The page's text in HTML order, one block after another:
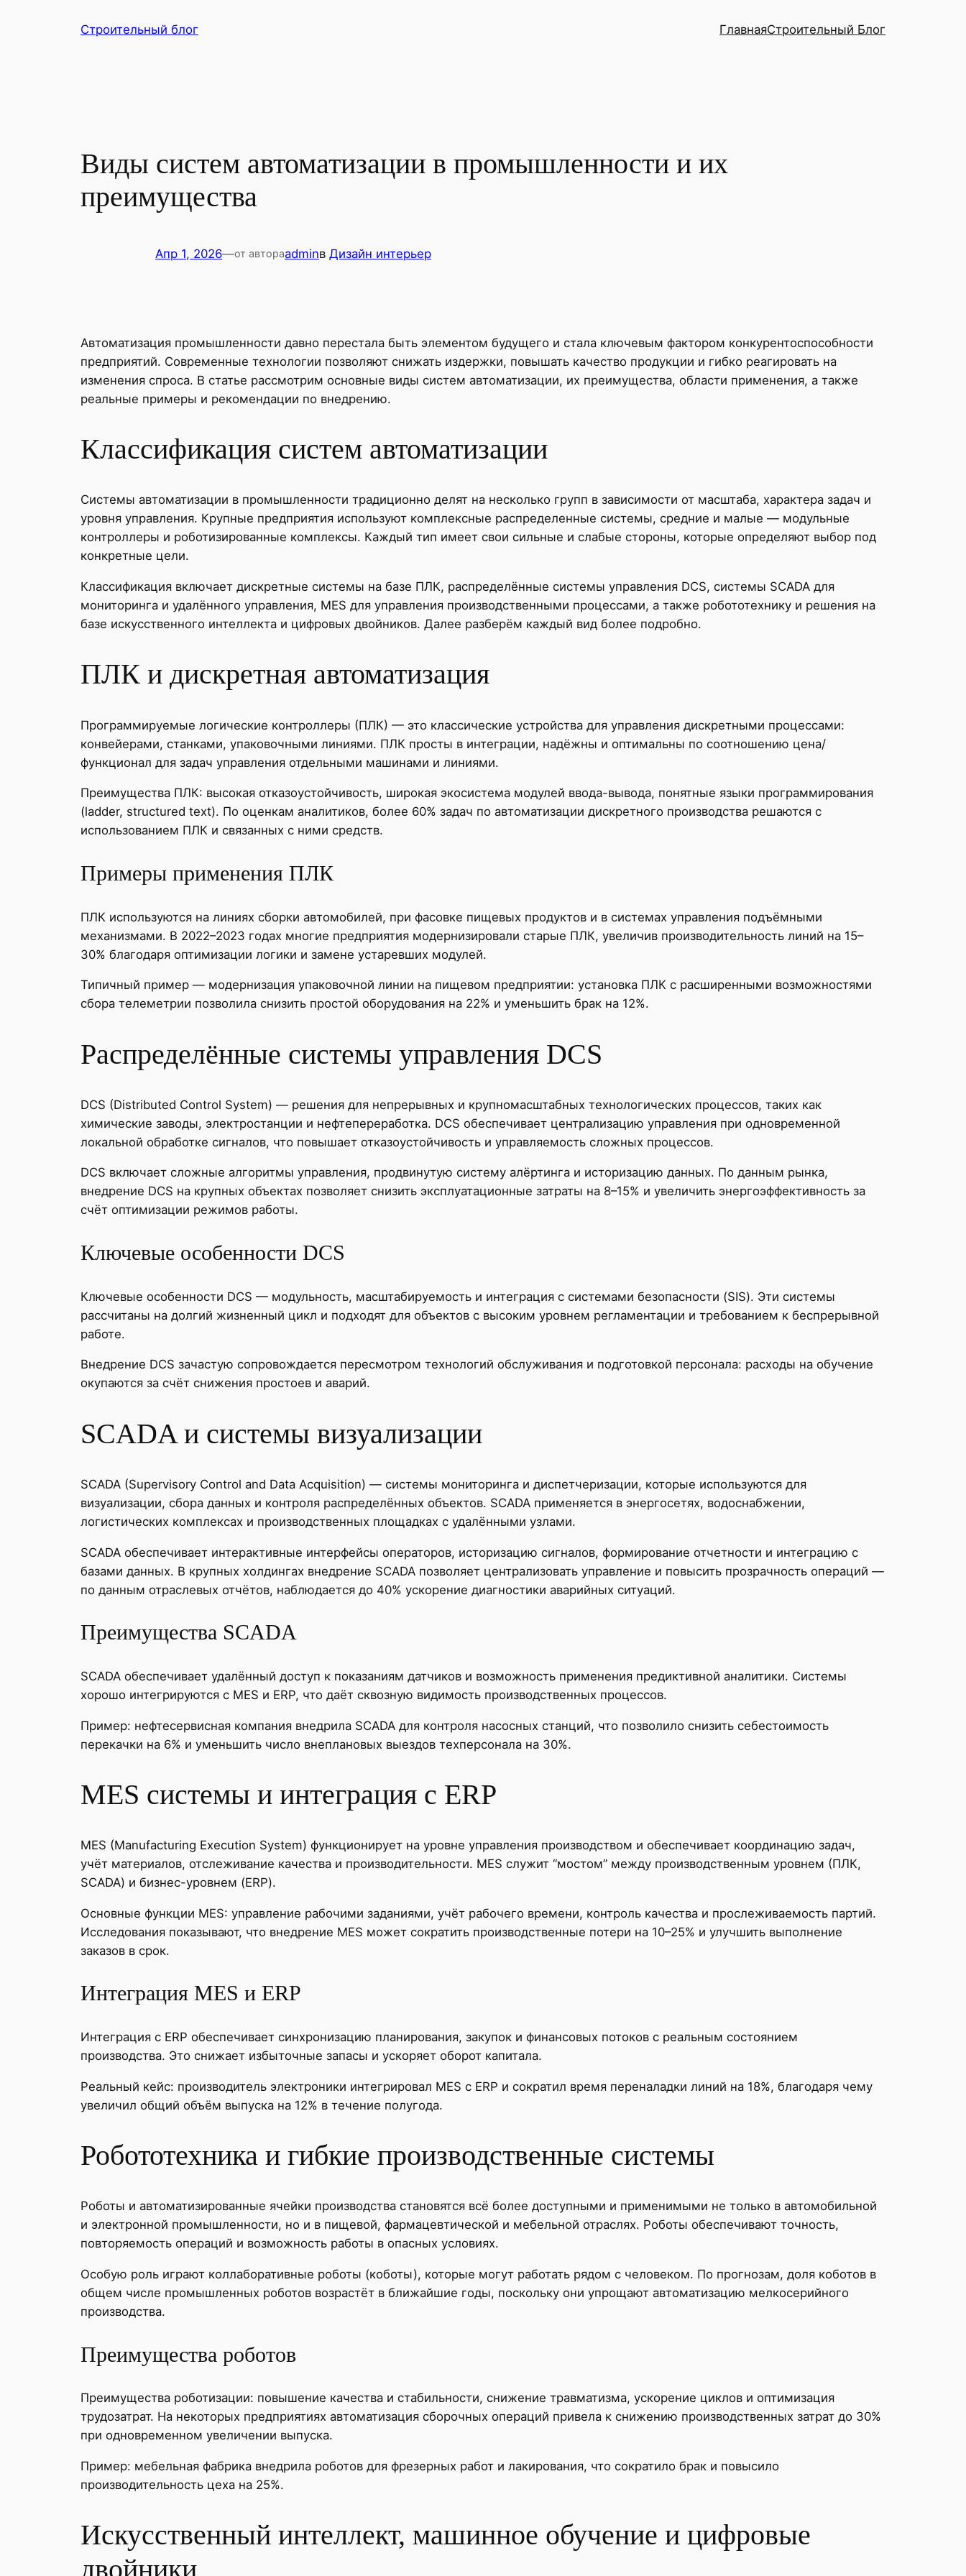
Строительный блог ГлавнаяСтроительный Блог
Виды систем автоматизации в промышленности и их
преимущества
Апр 1, 2026—от автораadminв Дизайн интерьер
Автоматизация промышленности давно перестала быть элементом будущего и стала ключевым фактором конкурентоспособности
предприятий. Современные технологии позволяют снижать издержки, повышать качество продукции и гибко реагировать на
изменения спроса. В статье рассмотрим основные виды систем автоматизации, их преимущества, области применения, а также
реальные примеры и рекомендации по внедрению.
Классификация систем автоматизации
Системы автоматизации в промышленности традиционно делят на несколько групп в зависимости от масштаба, характера задач и
уровня управления. Крупные предприятия используют комплексные распределенные системы, средние и малые — модульные
контроллеры и роботизированные комплексы. Каждый тип имеет свои сильные и слабые стороны, которые определяют выбор под
конкретные цели.
Классификация включает дискретные системы на базе ПЛК, распределённые системы управления DCS, системы SCADA для
мониторинга и удалённого управления, MES для управления производственными процессами, а также робототехнику и решения на
базе искусственного интеллекта и цифровых двойников. Далее разберём каждый вид более подробно.
ПЛК и дискретная автоматизация
Программируемые логические контроллеры (ПЛК) — это классические устройства для управления дискретными процессами:
конвейерами, станками, упаковочными линиями. ПЛК просты в интеграции, надёжны и оптимальны по соотношению цена/
функционал для задач управления отдельными машинами и линиями.
Преимущества ПЛК: высокая отказоустойчивость, широкая экосистема модулей ввода-вывода, понятные языки программирования
(ladder, structured text). По оценкам аналитиков, более 60% задач по автоматизации дискретного производства решаются с
использованием ПЛК и связанных с ними средств.
Примеры применения ПЛК
ПЛК используются на линиях сборки автомобилей, при фасовке пищевых продуктов и в системах управления подъёмными
механизмами. В 2022–2023 годах многие предприятия модернизировали старые ПЛК, увеличив производительность линий на 15–
30% благодаря оптимизации логики и замене устаревших модулей.
Типичный пример — модернизация упаковочной линии на пищевом предприятии: установка ПЛК с расширенными возможностями
сбора телеметрии позволила снизить простой оборудования на 22% и уменьшить брак на 12%.
Распределённые системы управления DCS
DCS (Distributed Control System) — решения для непрерывных и крупномасштабных технологических процессов, таких как
химические заводы, электростанции и нефтепереработка. DCS обеспечивает централизацию управления при одновременной
локальной обработке сигналов, что повышает отказоустойчивость и управляемость сложных процессов.
DCS включает сложные алгоритмы управления, продвинутую систему алёртинга и историзацию данных. По данным рынка,
внедрение DCS на крупных объектах позволяет снизить эксплуатационные затраты на 8–15% и увеличить энергоэффективность за
счёт оптимизации режимов работы.
Ключевые особенности DCS
Ключевые особенности DCS — модульность, масштабируемость и интеграция с системами безопасности (SIS). Эти системы
рассчитаны на долгий жизненный цикл и подходят для объектов с высоким уровнем регламентации и требованием к беспрерывной
работе.
Внедрение DCS зачастую сопровождается пересмотром технологий обслуживания и подготовкой персонала: расходы на обучение
окупаются за счёт снижения простоев и аварий.
SCADA и системы визуализации
SCADA (Supervisory Control and Data Acquisition) — системы мониторинга и диспетчеризации, которые используются для
визуализации, сбора данных и контроля распределённых объектов. SCADA применяется в энергосетях, водоснабжении,
логистических комплексах и производственных площадках с удалёнными узлами.
SCADA обеспечивает интерактивные интерфейсы операторов, историзацию сигналов, формирование отчетности и интеграцию с
базами данных. В крупных холдингах внедрение SCADA позволяет централизовать управление и повысить прозрачность операций —
по данным отраслевых отчётов, наблюдается до 40% ускорение диагностики аварийных ситуаций.
Преимущества SCADA
SCADA обеспечивает удалённый доступ к показаниям датчиков и возможность применения предиктивной аналитики. Системы
хорошо интегрируются с MES и ERP, что даёт сквозную видимость производственных процессов.
Пример: нефтесервисная компания внедрила SCADA для контроля насосных станций, что позволило снизить себестоимость
перекачки на 6% и уменьшить число внеплановых выездов техперсонала на 30%.
MES системы и интеграция с ERP
MES (Manufacturing Execution System) функционирует на уровне управления производством и обеспечивает координацию задач,
учёт материалов, отслеживание качества и производительности. MES служит “мостом” между производственным уровнем (ПЛК,
SCADA) и бизнес-уровнем (ERP).
Основные функции MES: управление рабочими заданиями, учёт рабочего времени, контроль качества и прослеживаемость партий.
Исследования показывают, что внедрение MES может сократить производственные потери на 10–25% и улучшить выполнение
заказов в срок.
Интеграция MES и ERP
Интеграция с ERP обеспечивает синхронизацию планирования, закупок и финансовых потоков с реальным состоянием
производства. Это снижает избыточные запасы и ускоряет оборот капитала.
Реальный кейс: производитель электроники интегрировал MES с ERP и сократил время переналадки линий на 18%, благодаря чему
увеличил общий объём выпуска на 12% в течение полугода.
Робототехника и гибкие производственные системы
Роботы и автоматизированные ячейки производства становятся всё более доступными и применимыми не только в автомобильной
и электронной промышленности, но и в пищевой, фармацевтической и мебельной отраслях. Роботы обеспечивают точность,
повторяемость операций и возможность работы в опасных условиях.
Особую роль играют коллаборативные роботы (коботы), которые могут работать рядом с человеком. По прогнозам, доля коботов в
общем числе промышленных роботов возрастёт в ближайшие годы, поскольку они упрощают автоматизацию мелкосерийного
производства.
Преимущества роботов
Преимущества роботизации: повышение качества и стабильности, снижение травматизма, ускорение циклов и оптимизация
трудозатрат. На некоторых предприятиях автоматизация сборочных операций привела к снижению производственных затрат до 30%
при одновременном увеличении выпуска.
Пример: мебельная фабрика внедрила роботов для фрезерных работ и лакирования, что сократило брак и повысило
производительность цеха на 25%.
Искусственный интеллект, машинное обучение и цифровые
двойники